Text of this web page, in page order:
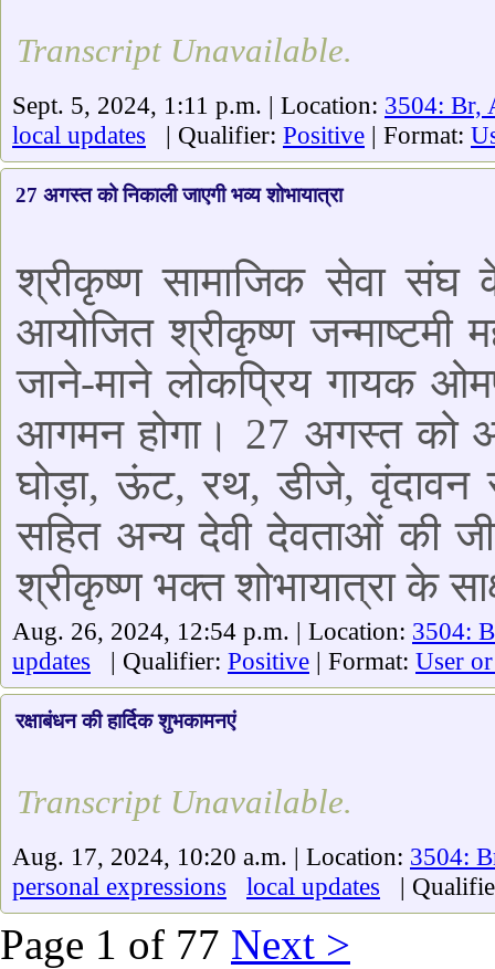
Transcript Unavailable.
Sept. 5, 2024, 1:11 p.m. | Location: 3504: Br,
local updates | Qualifier: Positive | Format:
27 अगस्त को निकाली जाएगी भव्य शोभायात्रा
श्रीकृष्ण सामाजिक सेवा संघ
आयोजित श्रीकृष्ण जन्माष्टमी
जाने-माने लोकप्रिय गायक
आगमन होगा। 27 अगस्त को
घोड़ा, ऊंट, रथ, डीजे, वृंदावन
सहित अन्य देवी देवताओं की
श्रीकृष्ण भक्त शोभायात्रा के
Aug. 26, 2024, 12:54 p.m. | Location: 3504:
updates | Qualifier: Positive | Format: User
रक्षाबंधन की हार्दिक शुभकामनएं
Transcript Unavailable.
Aug. 17, 2024, 10:20 a.m. | Location: 3504:
personal expressions
local updates |
Page 1 of 77 Next >